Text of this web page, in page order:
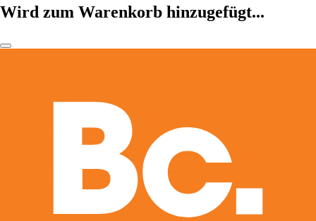
Wird zum Warenkorb hinzugefügt...